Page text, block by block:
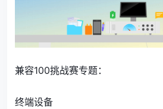
兼容100挑战赛专题：
终端设备